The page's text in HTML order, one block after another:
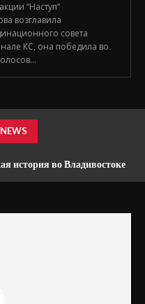
“Наступ“
возглавила
совета
КС, она победила во
история во Владивостоке